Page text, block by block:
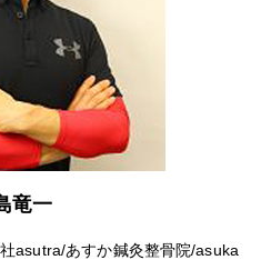
竜一
asutra/あすか鍼灸整骨院/asuka